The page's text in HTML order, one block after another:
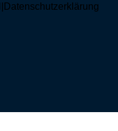
Datenschutzerklärung